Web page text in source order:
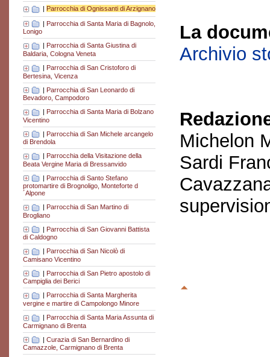
Parrocchia di Ognissanti di Arzignano
| Parrocchia di Santa Maria di Bagnolo,
Lonigo
Parrocchia di Santa Giustina di
Baldaria, Cologna Veneta
| Parrocchia di San Cristoforo di
Bertesina, Vicenza
| Parrocchia di San Leonardo di
Bevadoro, Campodoro
| Parrocchia di Santa Maria di Bolzano
Vicentino
| Parrocchia di San Michele arcangelo
di Brendola
| Parrocchia della Visitazione della
Beata Vergine Maria di Bressanvido
| Parrocchia di Santo Stefano
protomartire di Brognoligo, Monteforte d
´Alpone
Parrocchia di San Martino di
Brogliano
| Parrocchia di San Giovanni Battista
di Caldogno
Parrocchia di San Nicolò di
Camisano Vicentino
| Parrocchia di San Pietro apostolo di
Campiglia dei Berici
Parrocchia di Santa Margherita
vergine e martire di Campolongo Minore
| Parrocchia di Santa Maria Assunta di
Carmignano di Brenta
| Curazia di San Bernardino di
Camazzole, Carmignano di Brenta
La
Archivio
Michelon
Sardi